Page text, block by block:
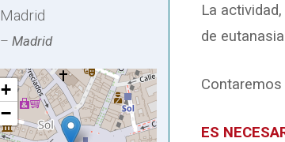
Madrid
– Madrid
+
−
La
de
ES